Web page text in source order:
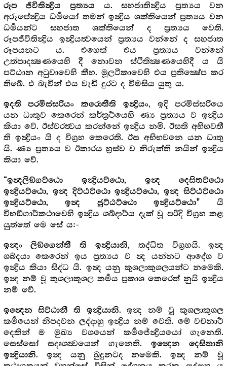
රූප ජීවිතින්‍ද්‍රිය ප්‍රත්‍යය ය. සහජාතින්‍ද්‍රිය ප්‍රත්‍යය වන
අරූපේන්‍ද්‍රිය ධර්‍මයෝ තමන් ඉන්‍ද්‍රිය ශක්තියෙන් ප්‍රත්‍යය වන
ධර්‍මයන්ට සහජාත ශක්තියෙන් ද ප්‍රත්‍යය වෙති.
රූපජීවිතින්‍ද්‍රිය ඉන්‍ද්‍රියත්‍වයෙන් ප්‍රත්‍යය වන්නේ ද සහජාත
රූපයනට ය. එහෙත් එය ප්‍රත්‍යය වන්නේ
උත්පාදක්‍ෂණයෙහි දී නොවන ස්ථිතික්‍ෂණයෙහිදී ය යි
පට්ඨාන අටුවාවෙහි කීහ. මූලටීකාවෙහි එය ප්‍රතික්‍ෂේප කර
තිබේ. එ බැවින් එය වැඩි දුරට ද විමසිය යුතු ය.
ඉදති පරමිස්සරියං කරොතීති ඉන්‍ද්‍රියං, ඉදි පරමිස්සරියෙ
යන ධාතුව කෙරෙන් කර්ත්‍රර්‍ථයෙහි ණ්‍ය ප්‍රත්‍යය ව ඉන්‍ද්‍රිය
කියා වේ. ඊස්වරත්‍වය කරන්නේ ඉන්‍ද්‍රිය නමි. ඊසති අභිභවතී
ති ඉන්‍ද්‍රියං යි ද විග්‍රහ කෙරෙති. ඊස අභිභවනෙ යන ධාතු
යි. ණ්‍ය ප්‍රත්‍යය ව ඊකාරය හ්‍රස්ව ව නිරුක්ති නයින් ඉන්‍ද්‍රිය
කියා වේ.
“ඉන්‍දලිඞ්ගට්ඨො ඉන්‍ද්‍රියට්ඨො, ඉන්‍ද දෙසිතට්ඨො
ඉන්‍ද්‍රියට්ඨො, ඉන්‍ද දිට්ඨට්ඨො ඉන්‍ද්‍රියට්ඨො, ඉන්‍ද සිට්ඨට්ඨො
ඉන්‍ද්‍රියට්ඨො, ඉන්‍ද ජුට්ඨට්ඨො ඉන්‍ද්‍රියට්ඨො" යි
විභඞ්ගාර්‍ථකථාවෙහි ඉන්‍ද්‍රිය ශබ්දාර්‍ථය දැක් වූ පරිදි විග්‍රහ කළ
යුත්තේ මෙ සේ ය:-
ඉන්‍දං ලිඞ්ගෙන්තී ති ඉන්‍ද්‍රියානි, තද්ධිත විග්‍රහයි. ඉන්‍ද
ශබ්දයා කෙරෙන් ඉය ප්‍රත්‍යය ව න්‍ද යන්නට ආදේශ ව
ඉන්‍ද්‍රිය කියා සිද්ධ යි. ඉන්‍ද යනු කුශලාකුශලයන්ට නමෙකි.
ඉන්‍ද නම් වූ කුශලාකුශල කර්‍මය ප්‍රකාශ කෙරෙත් නුයි ඉන්‍ද්‍රිය
නම් වේ.
ඉන්‍දෙන සිට්ඨානී ති ඉන්‍ද්‍රියානි. ඉන්‍ද නම් වූ කුශලාකුශල
කර්‍මයෙන් නිපදවන ලද්දාහු ඉන්‍ද්‍රිය නම් වෙති. මේ වචනාර්‍ථ
දෙකින් ම මුඛ්‍ය වශයෙන් කර්‍මජේන්‍ද්‍රියයෝ ගැනෙති.
සෙස්සෝ සදෘශත්‍වයෙන් ගැනෙති. ඉන්‍දෙන දෙසිතානි
ඉන්‍ද්‍රියානි. ඉන්‍ද යනු බුදුනටද නමෙකි. ඉන්‍ද නම් වූ